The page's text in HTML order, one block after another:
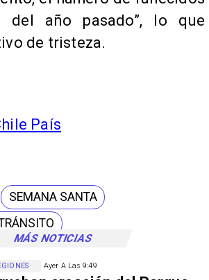
MÁS NOTICIAS
Ayer A Las 9:49
año pasado”, lo que
de tristeza.
País
SEMANA SANTA